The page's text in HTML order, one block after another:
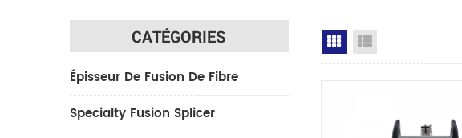
CATÉGORIES
Épisseur De Fusion De Fibre
Specialty Fusion Splicer
Grid View